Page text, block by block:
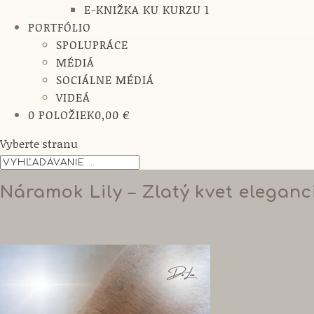
E-KNIŽKA KU KURZU 1
PORTFÓLIO
SPOLUPRÁCE
MÉDIÁ
SOCIÁLNE MÉDIÁ
VIDEÁ
0 POLOŽIEK0,00 €
Vyberte stranu
Náramok Lily – Zlatý kvet